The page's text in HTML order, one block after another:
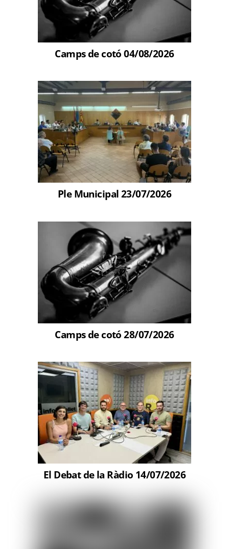
Camps de cotó 04/08/2026
Ple Municipal 23/07/2026
Camps de cotó 28/07/2026
El Debat de la Ràdio 14/07/2026